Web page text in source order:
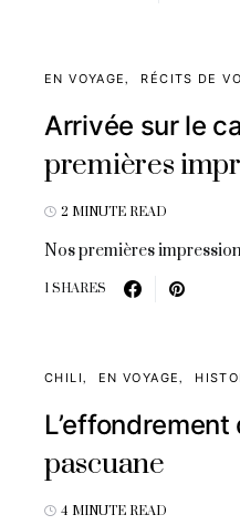
EN VOYAGE RÉCITS DE
Arrivée sur le
premières
2 MINUTE READ
Nos premières
1 SHARES
CHILI EN VOYAGE
pascuane
4 MINUTE READ